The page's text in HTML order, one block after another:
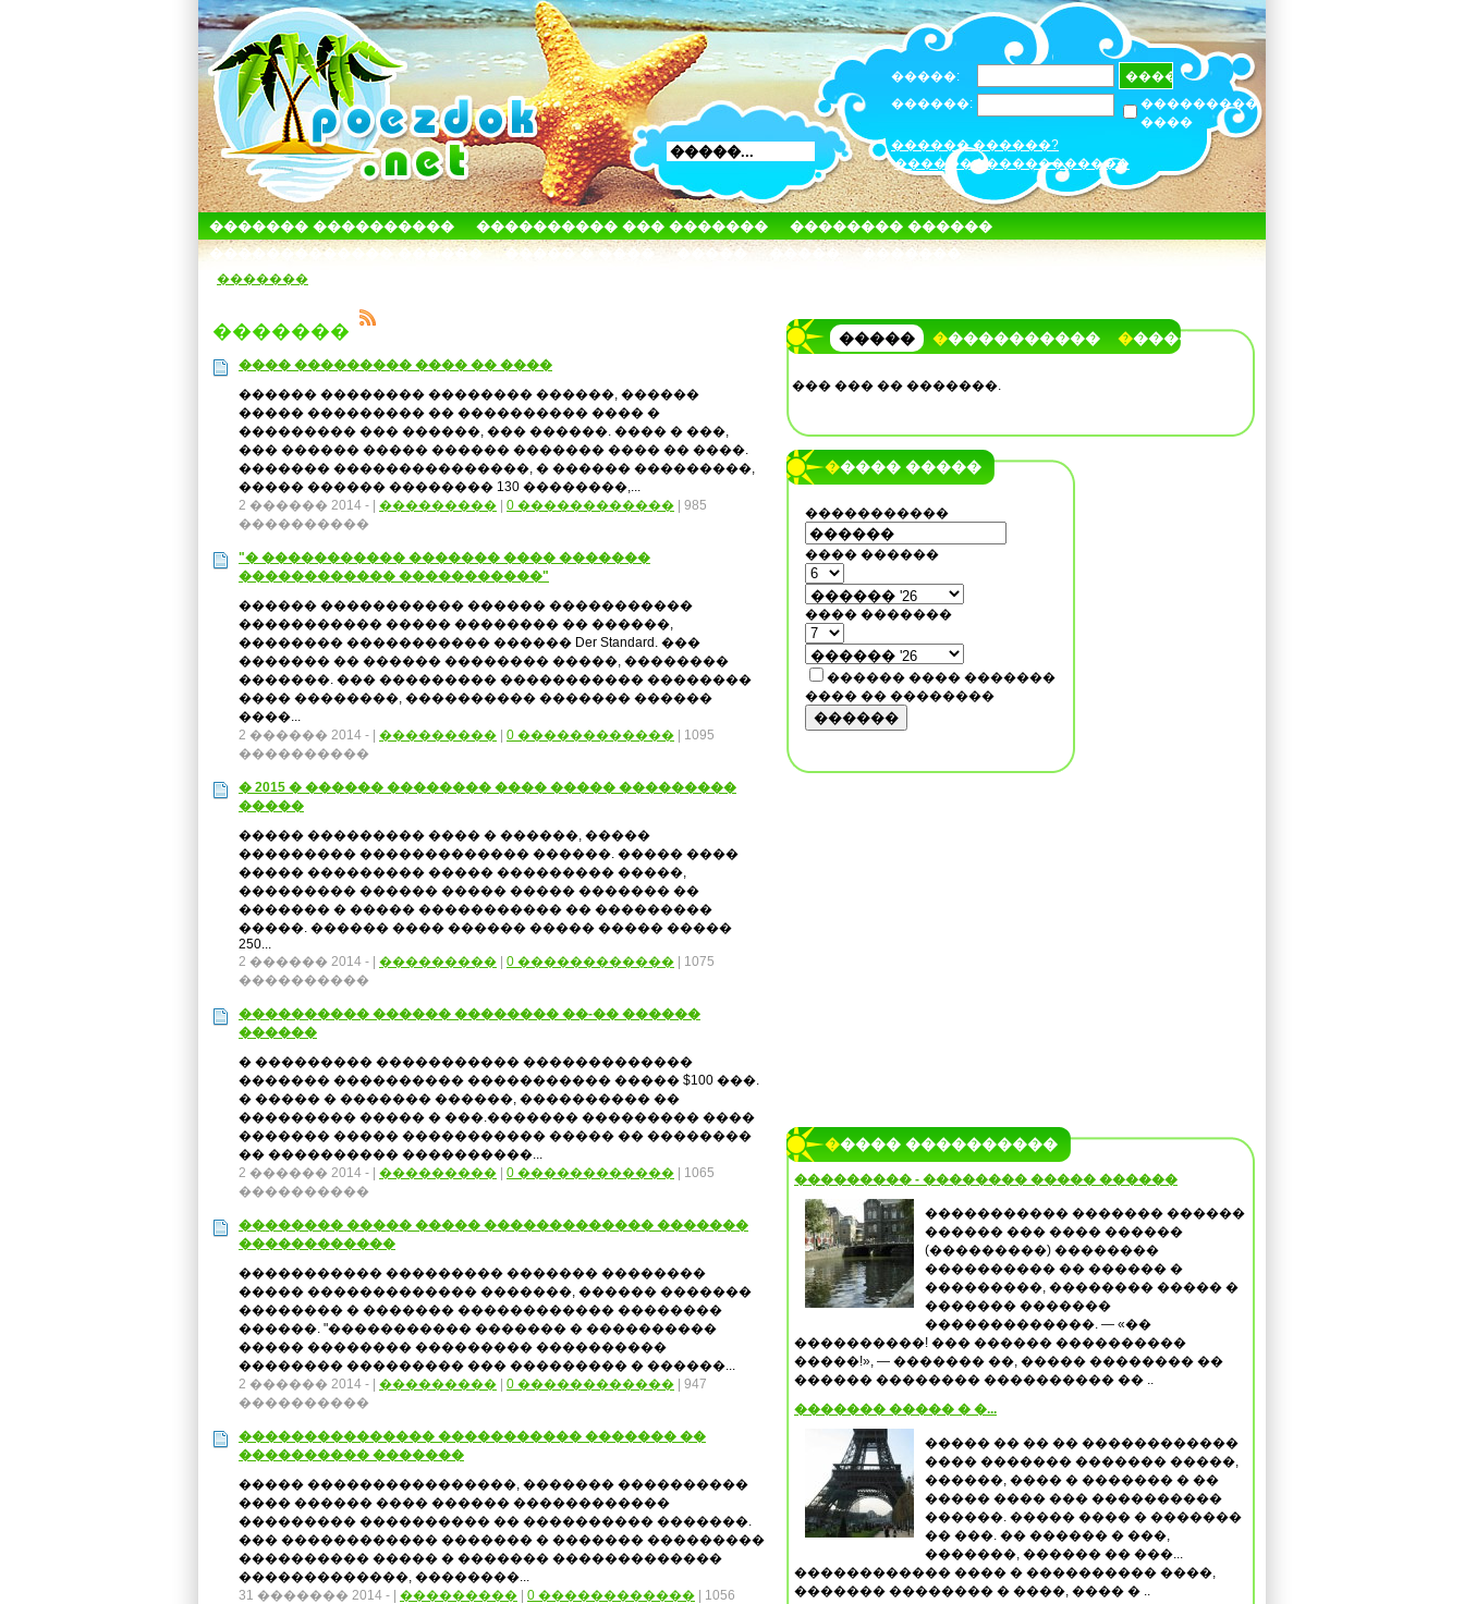
�����:
������:
���������
����
������ ������?
������������������
������� ���������� ���������� ��� �������
�������� ������
������������� ������
����� � ���� ����� ����� �������
�������
�������
���� ��������� ���� �� ����
������ �������� �������� ������, ������
����� ��������� �� ���������� ���� �
��������� ��� ������, ��� ������. ���� � ���,
��� ������ ����� ������ ������� ���� �� ����.
������� ���������������, � ������ ���������,
����� ������ �������� 130 ��������,...
2 ������ 2014 -
��������� 0 ������������ | 985
����������
"� ����������� ������� ���� �������
������������ �����������"
������ ����������� ������ �����������
����������� ����� �������� �� ������,
�������� ����������� ������ Der Standard. ���
������� �� ������ �������� �����, ��������
�������. ��� ��������� ����������� ��������
���� ��������, ���������� ������� ������
����...
2 ������ 2014 -
��������� 0 ������������ | 1095
����������
� 2015 � ������ �������� ���� ����� ���������
�����
����� ��������� ���� � ������, �����
��������� ������������� ������. ����� ����
����� ��������� ����� ��������� �����,
��������� ������ ����� ����� ������� ��
������� � ����� ����������� �� ���������
�����. ������ ���� ������ ����� ����� �����
250...
2 ������ 2014 -
��������� 0 ������������ | 1075
����������
���������� ������ �������� ��-�� ������
������
� ��������� ����������� �������������
������� ���������� ����������� ����� $100 ���.
� ����� � ������� ������, ���������� ��
��������� ����� � ���.������� ��������� ����
������� ����� ����������� ����� �� ��������
�� ���������� ����������...
2 ������ 2014 -
��������� 0 ������������ | 1065
����������
�������� ����� ����� ������������� �������
������������
����������� ��������� ������� ��������
����� ������������� �������, ������ �������
�������� � ������� ������������ ��������
������. "����������� ������� � ����������
����� �������� ��������� ����������
�������� ��������� ��� ��������� � ������...
2 ������ 2014 -
��������� 0 ������������ | 947
����������
��������������� ����������� ������� ��
���������� �������
����� ����������������, ������� ����������
���� ������ ���� ������ ������������
��������� ���������� �� ���������� �������.
��� ������������ ������� � ������� ���������
���������� ����� � ������� �������������
�������������, ��������...
31 ������� 2014 -
��������� 0 ������������ | 1056
����� ����������� �����
��� ��� �� �������.
����� �����
�����������
���� ������
���� �������
������ ���� �������
���� �� ��������
������
����� ����������
��������� - �������� ����� ������
����������� ������� ������
������ ��� ���� ������
(���������) ��������
���������� �� ������ �
���������, �������� ����� �
������� �������
�������������. — «��
����������! ��� ������ ����������
�����!», — ������� ��, ����� �������� ��
������ �������� ���������� �� ..
������� ����� � �...
����� �� �� �� ������������
���� ������� ������� �����,
������, ���� � ������� � ��
����� ���� ��� ����������
������. ����� ���� � �������
�� ���. �� ������ � ���,
�������, ������ �� ���...
������������ ���� � ���������� ����,
������� �������� � ����, ���� � ..